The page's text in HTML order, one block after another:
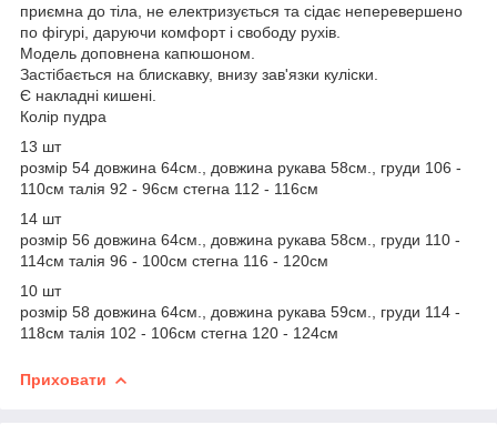
приємна до тіла, не електризується та сідає неперевершено
по фігурі, даруючи комфорт і свободу рухів.
Модель доповнена капюшоном.
Застібається на блискавку, внизу зав'язки куліски.
Є накладні кишені.
Колір пудра
13 шт
розмір 54 довжина 64см., довжина рукава 58см., груди 106 -
110см талія 92 - 96см стегна 112 - 116см
14 шт
розмір 56 довжина 64см., довжина рукава 58см., груди 110 -
114см талія 96 - 100см стегна 116 - 120см
10 шт
розмір 58 довжина 64см., довжина рукава 59см., груди 114 -
118см талія 102 - 106см стегна 120 - 124см
Приховати